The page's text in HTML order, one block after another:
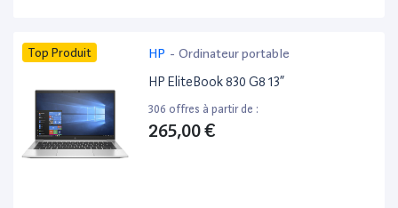
Top Produit HP - Ordinateur portable
HP EliteBook 830 G8 13”
306 offres à partir de :
265,00 €